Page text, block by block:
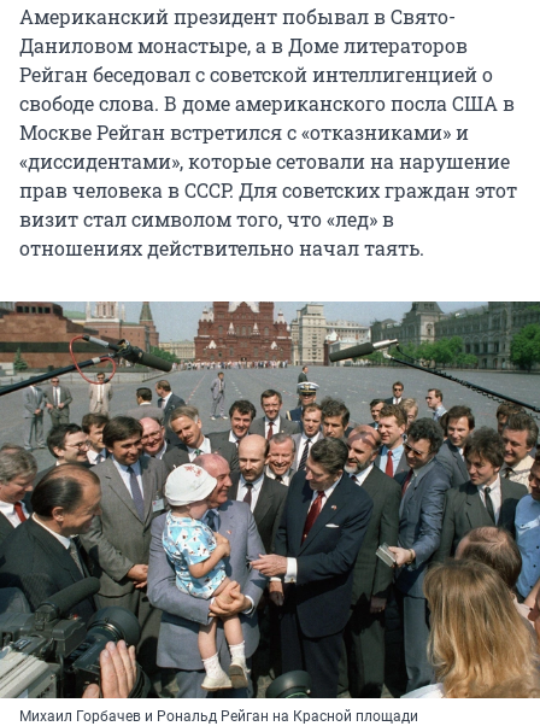
Американский президент побывал в Свято-
Даниловом монастыре, а в Доме литераторов
Рейган беседовал с советской интеллигенцией о
свободе слова. В доме американского посла США в
Москве Рейган встретился с «отказниками» и
«диссидентами», которые сетовали на нарушение
прав человека в СССР. Для советских граждан этот
визит стал символом того, что «лед» в
отношениях действительно начал таять.
Михаил Горбачев и Рональд Рейган на Красной площади